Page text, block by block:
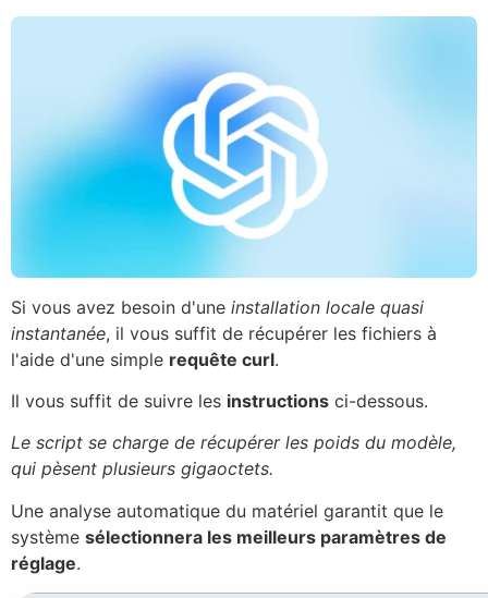
Si vous avez besoin d'une installation locale quasi
instantanée, il vous suffit de récupérer les fichiers à
l'aide d'une simple requête curl.
Il vous suffit de suivre les instructions ci-dessous.
Le script se charge de récupérer les poids du modèle,
qui pèsent plusieurs gigaoctets.
Une analyse automatique du matériel garantit que le
système sélectionnera les meilleurs paramètres de
réglage.